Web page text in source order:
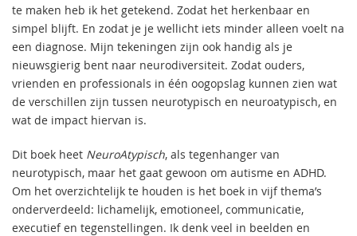
te maken heb ik het getekend. Zodat het herkenbaar en
simpel blijft. En zodat je je wellicht iets minder alleen voelt na
een diagnose. Mijn tekeningen zijn ook handig als je
nieuwsgierig bent naar neurodiversiteit. Zodat ouders,
vrienden en professionals in één oogopslag kunnen zien wat
de verschillen zijn tussen neurotypisch en neuroatypisch, en
wat de impact hiervan is.
Dit boek heet NeuroAtypisch, als tegenhanger van
neurotypisch, maar het gaat gewoon om autisme en ADHD.
Om het overzichtelijk te houden is het boek in vijf thema’s
onderverdeeld: lichamelijk, emotioneel, communicatie,
executief en tegenstellingen. Ik denk veel in beelden en